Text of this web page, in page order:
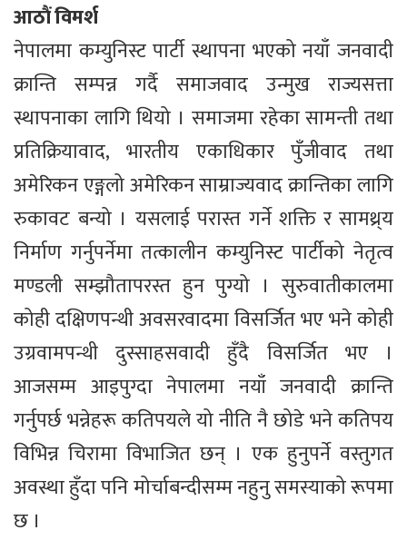
आठौं विमर्श
नेपालमा कम्युनिस्ट पार्टी स्थापना भएको नयाँ जनवादी
क्रान्ति सम्पन्न गर्दै समाजवाद उन्मुख राज्यसत्ता
स्थापनाका लागि थियो । समाजमा रहेका सामन्ती तथा
प्रतिक्रियावाद, भारतीय एकाधिकार पुँजीवाद तथा
अमेरिकन एङ्गलो अमेरिकन साम्राज्यवाद क्रान्तिका लागि
रुकावट बन्यो । यसलाई परास्त गर्ने शक्ति र सामथ्र्य
निर्माण गर्नुपर्नेमा तत्कालीन कम्युनिस्ट पार्टीको नेतृत्व
मण्डली सम्झौतापरस्त हुन पुग्यो । सुरुवातीकालमा
कोही दक्षिणपन्थी अवसरवादमा विसर्जित भए भने कोही
उग्रवामपन्थी दुस्साहसवादी हुँदै विसर्जित भए ।
आजसम्म आइपुग्दा नेपालमा नयाँ जनवादी क्रान्ति
गर्नुपर्छ भन्नेहरू कतिपयले यो नीति नै छोडे भने कतिपय
विभिन्न चिरामा विभाजित छन् । एक हुनुपर्ने वस्तुगत
अवस्था हुँदा पनि मोर्चाबन्दीसम्म नहुनु समस्याको रूपमा
छ ।